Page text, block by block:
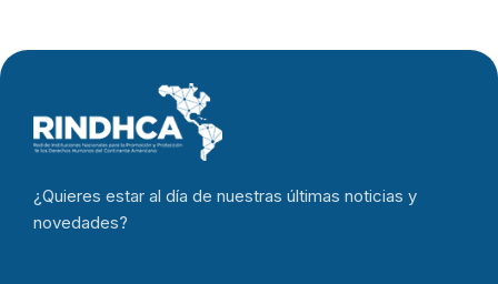
¿Quieres estar al día de nuestras últimas noticias y
novedades?